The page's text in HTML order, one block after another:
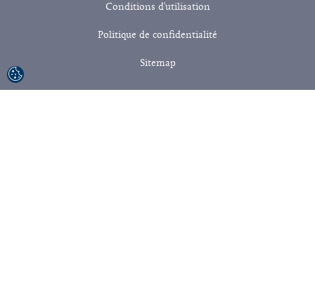
Conditions d'utilisation
Politique de confidentialité
Sitemap